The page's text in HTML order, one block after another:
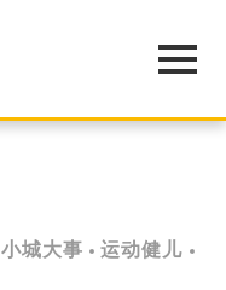
小城大事
运动健儿